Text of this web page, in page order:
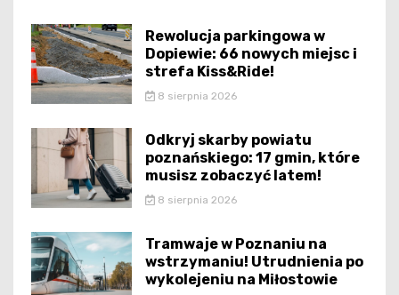
Rewolucja parkingowa w
Dopiewie: 66 nowych miejsc i
strefa Kiss&Ride!
8 sierpnia 2026
Odkryj skarby powiatu
poznańskiego: 17 gmin, które
musisz zobaczyć latem!
8 sierpnia 2026
Tramwaje w Poznaniu na
wstrzymaniu! Utrudnienia po
wykolejeniu na Miłostowie